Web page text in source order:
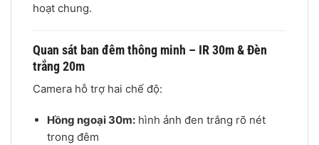
hoạt chung.
Quan sát ban đêm thông minh – IR 30m & Đèn
trắng 20m
Camera hỗ trợ hai chế độ:
Hồng ngoại 30m:hình ảnh đen trắng rõ nét
trong đêm